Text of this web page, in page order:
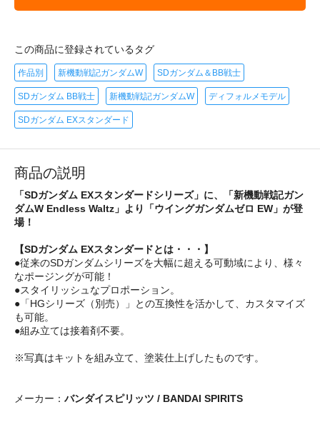
この商品に登録されているタグ
作品別 新機動戦記ガンダムW SDガンダム＆BB戦士
SDガンダム BB戦士 新機動戦記ガンダムW ディフォルメモデル
SDガンダム EXスタンダード
商品の説明
「SDガンダム EXスタンダードシリーズ」に、「新機動戦記ガン
ダムW Endless Waltz」より「ウイングガンダムゼロ EW」が登
場！
【SDガンダム EXスタンダードとは・・・】
●従来のSDガンダムシリーズを大幅に超える可動域により、様々
なポージングが可能！
●スタイリッシュなプロポーション。
●「HGシリーズ（別売）」との互換性を活かして、カスタマイズ
も可能。
●組み立ては接着剤不要。
※写真はキットを組み立て、塗装仕上げしたものです。
メーカー： バンダイスピリッツ / BANDAI SPIRITS